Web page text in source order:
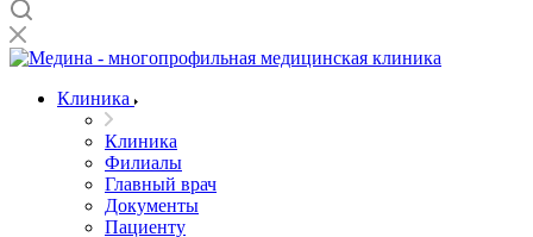
Клиника
Клиника
Филиалы
Главный врач
Документы
Пациенту